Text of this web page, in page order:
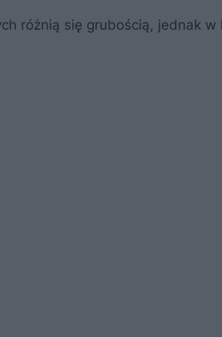
różnią się grubością, jednak w